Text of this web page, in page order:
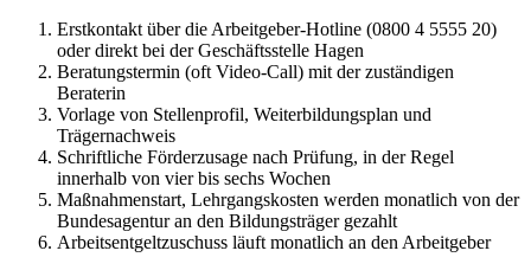
Erstkontakt über die Arbeitgeber-Hotline (0800 4 5555 20)
oder direkt bei der Geschäftsstelle Hagen
Beratungstermin (oft Video-Call) mit der zuständigen
Beraterin
Vorlage von Stellenprofil, Weiterbildungsplan und
Trägernachweis
Schriftliche Förderzusage nach Prüfung, in der Regel
innerhalb von vier bis sechs Wochen
Maßnahmenstart, Lehrgangskosten werden monatlich von der
Bundesagentur an den Bildungsträger gezahlt
Arbeitsentgeltzuschuss läuft monatlich an den Arbeitgeber